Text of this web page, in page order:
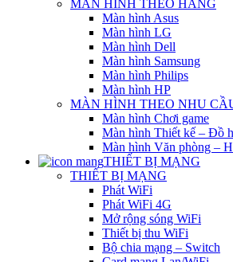
MÀN HÌNH THEO HÃNG
Màn hình Asus
Màn hình LG
Màn hình Dell
Màn hình Samsung
Màn hình Philips
Màn hình HP
MÀN HÌNH THEO NHU
Màn hình Chơi game
Màn hình Thiết kế – Đồ
Màn hình Văn phòng –
THIẾT BỊ MẠNG
THIẾT BỊ MẠNG
Phát WiFi
Phát WiFi 4G
Mở rộng sóng WiFi
Thiết bị thu WiFi
Bộ chia mạng – Switch